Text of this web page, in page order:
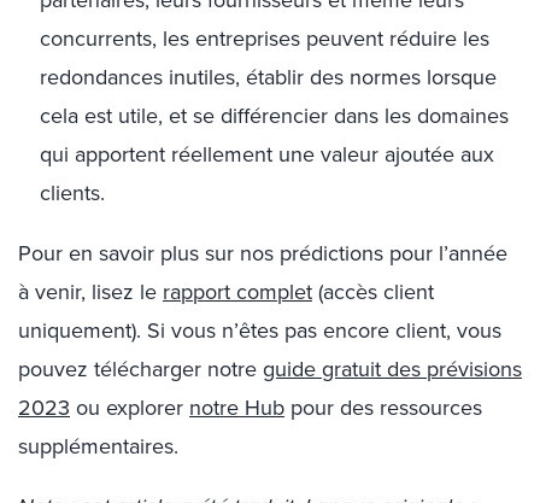
concurrents, les entreprises peuvent réduire les
redondances inutiles, établir des normes lorsque
cela est utile, et se différencier dans les domaines
qui apportent réellement une valeur ajoutée aux
clients.
Pour en savoir plus sur nos prédictions pour l’année
à venir, lisez le rapport complet(accès client
uniquement). Si vous n’êtes pas encore client, vous
pouvez télécharger notreguide gratuit des prévisions
2023 ou explorer notre Hub pour des ressources
supplémentaires.